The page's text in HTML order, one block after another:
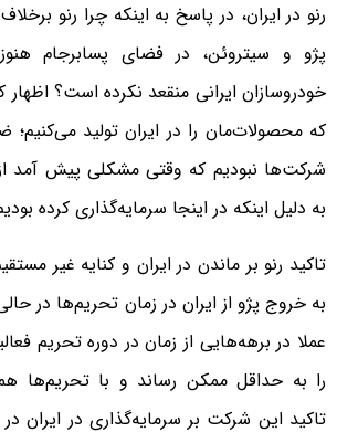
رنو در ایران، در پاسخ به اینکه چرا رنو
پژو و سیتروئن، در فضای پسابرجام
که محصولات‌مان را در ایران تولید
شرکت‌ها نبودیم که وقتی مشکلی پیش آمد از
به دلیل اینکه در اینجا سرمایه‌گذاری کرده
تاکید رنو بر ماندن در ایران و کنایه غیر
به خروج پژو از ایران در زمان تحریم‌ها در
عملا در برهه‌هایی از زمان در دوره تحریم
را به حداقل ممکن رساند و با تحریم‌ها
تاکید این شرکت بر سرمایه‌گذاری در ایران